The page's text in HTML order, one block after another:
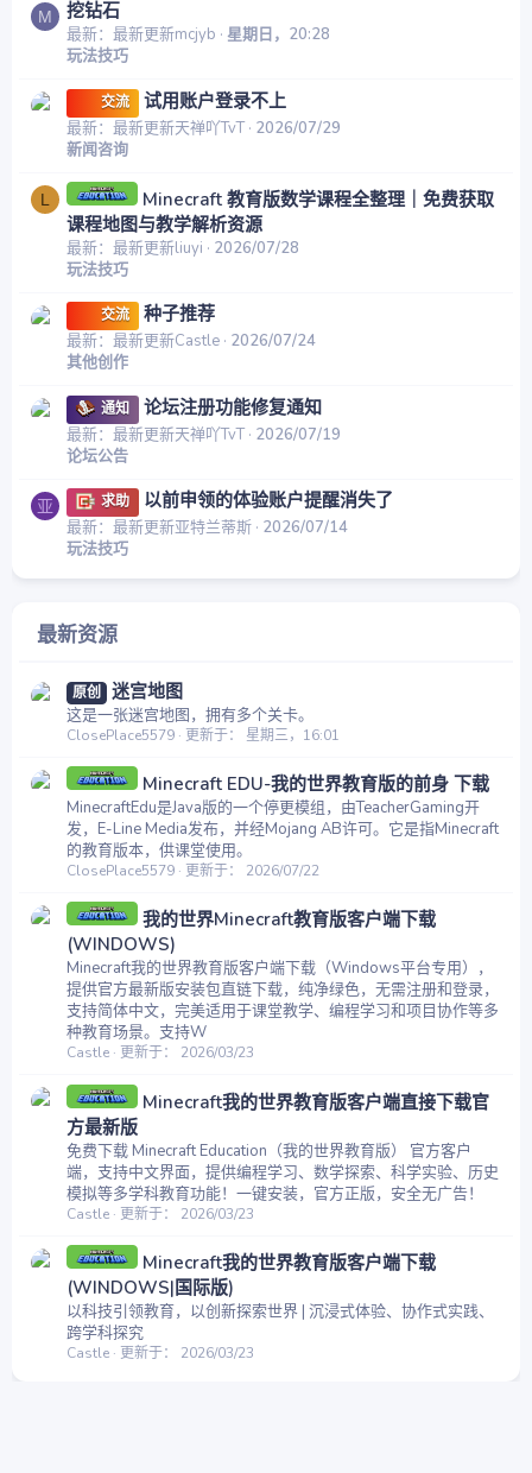
M 挖钻石
最新：最新更新mcjyb 星期日，20:28
玩法技巧
交流 试用账户登录不上
最新：最新更新天禅吖TvT 2026/07/29
新闻咨询
L
Minecraft 教育版数学课程全整理｜免费获取
课程地图与教学解析资源
最新：最新更新liuyi
2026/07/28
玩法技巧
交流 种子推荐
最新：最新更新Castle 2026/07/24
其他创作
通知 论坛注册功能修复通知
最新：最新更新天禅吖TvT 2026/07/19
论坛公告
亚 求助 以前申领的体验账户提醒消失了
最新：最新更新亚特兰蒂斯 2026/07/14
玩法技巧
最新资源
原创 迷宫地图
这是一张迷宫地图，拥有多个关卡。
ClosePlace5579 更新于： 星期三，16:01
Minecraft EDU-我的世界教育版的前身 下载
MinecraftEdu是Java版的一个停更模组，由TeacherGaming开
发，E-Line Media发布，并经Mojang AB许可。它是指Minecraft
的教育版本，供课堂使用。
ClosePlace5579 更新于： 2026/07/22
我的世界Minecraft教育版客户端下载
(WINDOWS)
Minecraft我的世界教育版客户端下载（Windows平台专用），
提供官方最新版安装包直链下载，纯净绿色，无需注册和登录，
支持简体中文，完美适用于课堂教学、编程学习和项目协作等多
种教育场景。支持W
Castle 更新于： 2026/03/23
Minecraft我的世界教育版客户端直接下载官
方最新版
免费下载 Minecraft Education（我的世界教育版） 官方客户
端，支持中文界面，提供编程学习、数学探索、科学实验、历史
模拟等多学科教育功能！一键安装，官方正版，安全无广告！
Castle 更新于： 2026/03/23
Minecraft我的世界教育版客户端下载
(WINDOWS|国际版)
以科技引领教育，以创新探索世界 | 沉浸式体验、协作式实践、
跨学科探究
Castle 更新于： 2026/03/23